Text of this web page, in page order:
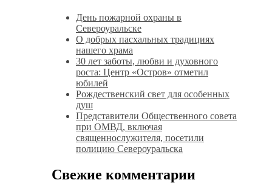
День пожарной охраны в
Североуральске
О добрых пасхальных традициях
нашего храма
30 лет заботы, любви и духовного
роста: Центр «Остров» отметил
юбилей
Рождественский свет для особенных
душ
Представители Общественного совета
при ОМВД, включая
священнослужителя, посетили
полицию Североуральска
Свежие комментарии